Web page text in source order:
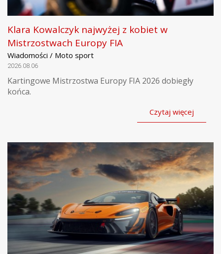
Klara Kowalczyk najwyżej z kobiet w
Mistrzostwach Europy FIA
Wiadomości / Moto sport
2026.08.06
Kartingowe Mistrzostwa Europy FIA 2026 dobiegły
końca.
Czytaj więcej